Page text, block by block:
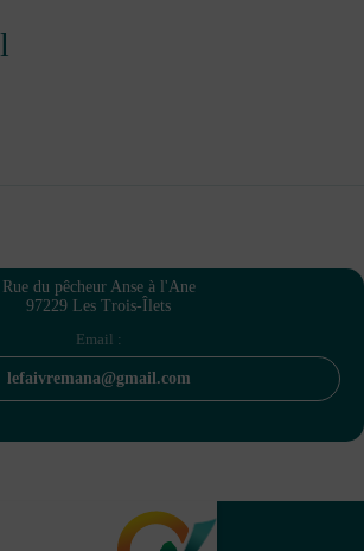
Rue du pêcheur Anse à l'Ane
97229 Les Trois-Îlets
Email :
lefaivremana@gmail.com